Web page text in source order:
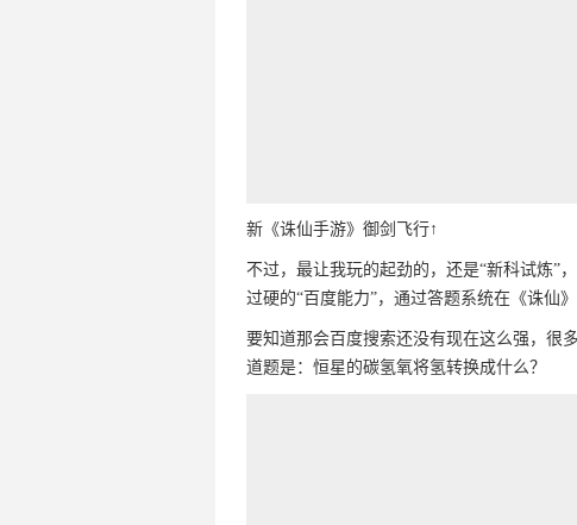
新《诛仙手游》御剑飞行↑
不过，最让我玩的起劲的，还是“新科试炼”
过硬的“百度能力”，通过答题系统在《诛仙
要知道那会百度搜索还没有现在这么强，很
道题是：恒星的碳氢氧将氢转换成什么？